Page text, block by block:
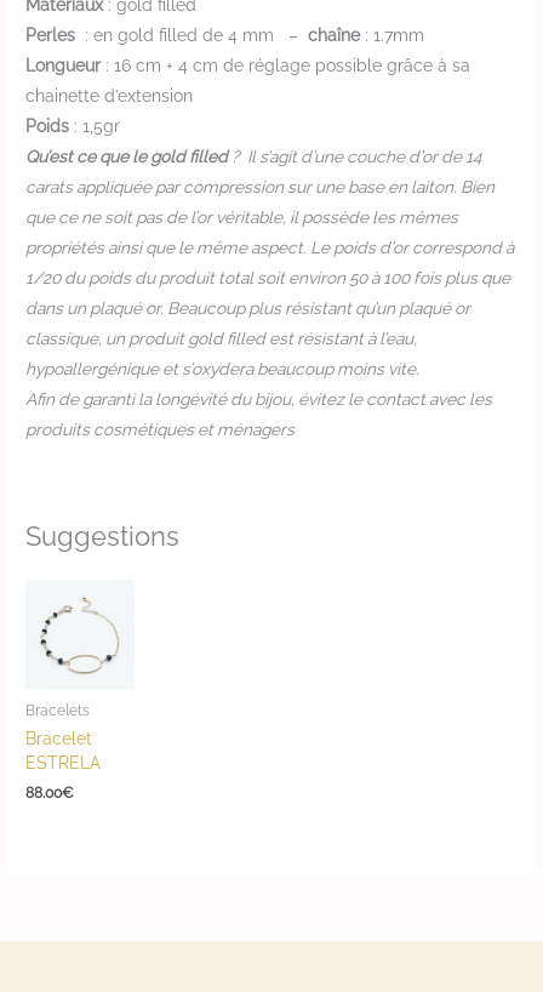
Matériaux: gold filled
Perles : en gold filled de 4 mm –chaîne: 1.7mm
Longueur: 16 cm + 4 cm de réglage possible grâce à sa
chainette d’extension
Poids : 1,5gr
Qu’est ce que le gold filled? Il s’agit d’une couche d’or de 14
carats appliquée par compression sur une base en laiton. Bien
que ce ne soit pas de l’or véritable, il possède les mêmes
propriétés ainsi que le même aspect. Le poids d’or correspond à
1/20 du poids du produit total soit environ 50 à 100 fois plus que
dans un plaqué or. Beaucoup plus résistant qu’un plaqué or
classique, un produit gold filled est résistant à l’eau,
hypoallergénique et s’oxydera beaucoup moins vite.
Afin de garanti la longévité du bijou, évitez le contact avec les
produits cosmétiques et ménagers
Suggestions
Bracelets
Bracelet
ESTRELA
88.00€